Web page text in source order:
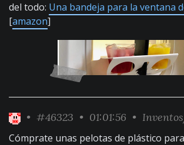
del todo: Una bandeja para la ventana
[amazon]
• #46323 • 01:01:56 •
Cómprate unas pelotas de plástico para